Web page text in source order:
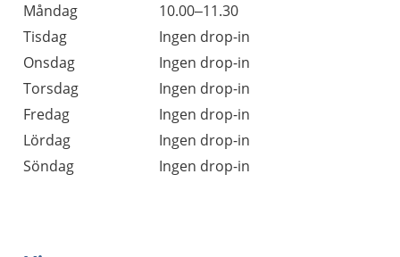
Måndag
10.00–11.30
Tisdag
Ingen drop-in
Onsdag
Ingen drop-in
Torsdag
Ingen drop-in
Fredag
Ingen drop-in
Lördag
Ingen drop-in
Söndag
Ingen drop-in